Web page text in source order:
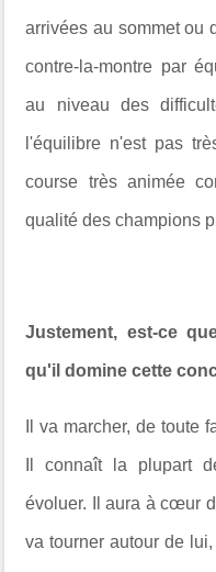
arrivées au sommet ou
contre-la-montre par
au niveau des
l'équilibre n'est pas
course très animée
qualité des champions
Justement, est-ce
qu'il domine cette
Il va marcher, de toute
Il connaît la plupart
évoluer. Il aura à cœur
va tourner autour de